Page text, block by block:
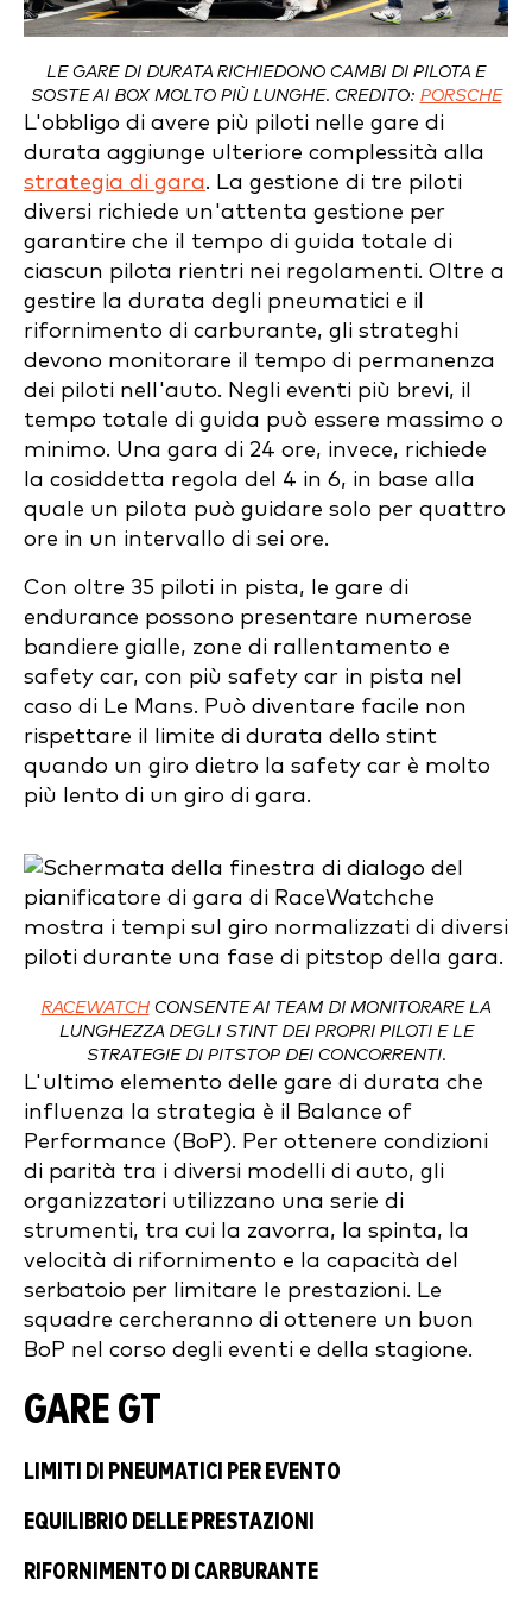
LE GARE DI DURATA RICHIEDONO CAMBI DI PILOTA E
SOSTE AI BOX MOLTO PIÙ LUNGHE. CREDITO: PORSCHE
L'obbligo di avere più piloti nelle gare di
durata aggiunge ulteriore complessità alla
strategia di gara. La gestione di tre piloti
diversi richiede un'attenta gestione per
garantire che il tempo di guida totale di
ciascun pilota rientri nei regolamenti. Oltre a
gestire la durata degli pneumatici e il
rifornimento di carburante, gli strateghi
devono monitorare il tempo di permanenza
dei piloti nell'auto. Negli eventi più brevi, il
tempo totale di guida può essere massimo o
minimo. Una gara di 24 ore, invece, richiede
la cosiddetta regola del 4 in 6, in base alla
quale un pilota può guidare solo per quattro
ore in un intervallo di sei ore.
Con oltre 35 piloti in pista, le gare di
endurance possono presentare numerose
bandiere gialle, zone di rallentamento e
safety car, con più safety car in pista nel
caso di Le Mans. Può diventare facile non
rispettare il limite di durata dello stint
quando un giro dietro la safety car è molto
più lento di un giro di gara.
RACEWATCHCONSENTE AI TEAM DI MONITORARE LA
LUNGHEZZA DEGLI STINT DEI PROPRI PILOTI E LE
STRATEGIE DI PITSTOP DEI CONCORRENTI.
L'ultimo elemento delle gare di durata che
influenza la strategia è il Balance of
Performance (BoP). Per ottenere condizioni
di parità tra i diversi modelli di auto, gli
organizzatori utilizzano una serie di
strumenti, tra cui la zavorra, la spinta, la
velocità di rifornimento e la capacità del
serbatoio per limitare le prestazioni. Le
squadre cercheranno di ottenere un buon
BoP nel corso degli eventi e della stagione.
GARE GT
LIMITI DI PNEUMATICI PER EVENTO
EQUILIBRIO DELLE PRESTAZIONI
RIFORNIMENTO DI CARBURANTE